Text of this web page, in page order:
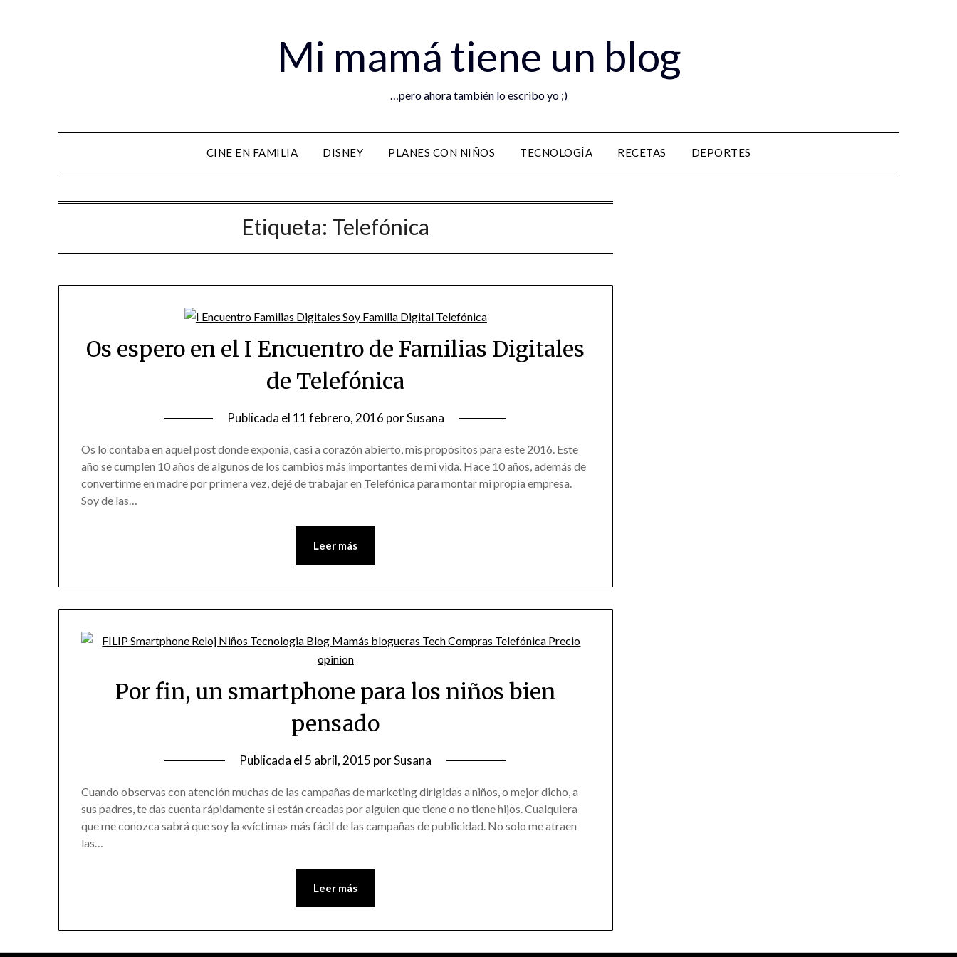
Mi mamá tiene un blog
…pero ahora también lo escribo yo ;)
CINE EN FAMILIA DISNEY PLANES CON NIÑOS TECNOLOGÍA RECETAS DEPORTES
Etiqueta: Telefónica
Os espero en el I Encuentro de Familias Digitales
de Telefónica
Publicada el 11 febrero, 2016 porSusana
Os lo contaba en aquel post donde exponía, casi a corazón abierto, mis propósitos para este 2016. Este
año se cumplen 10 años de algunos de los cambios más importantes de mi vida. Hace 10 años, además de
convertirme en madre por primera vez, dejé de trabajar en Telefónica para montar mi propia empresa.
Soy de las…
Leer más
Por fin, un smartphone para los niños bien
pensado
Publicada el 5 abril, 2015 porSusana
Cuando observas con atención muchas de las campañas de marketing dirigidas a niños, o mejor dicho, a
sus padres, te das cuenta rápidamente si están creadas por alguien que tiene o no tiene hijos. Cualquiera
que me conozca sabrá que soy la «víctima» más fácil de las campañas de publicidad. No solo me atraen
las…
Leer más